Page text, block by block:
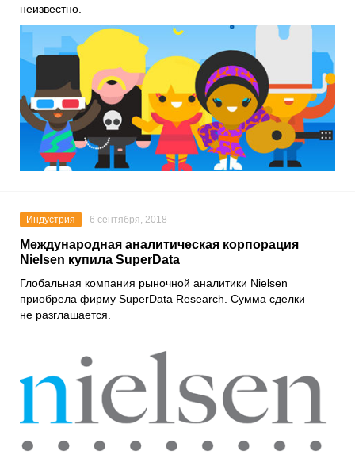
неизвестно.
Индустрия 6 сентября, 2018
Международная аналитическая корпорация
Nielsen купила SuperData
Глобальная компания рыночной аналитики Nielsen
приобрела фирму SuperData Research. Сумма сделки
не разглашается.